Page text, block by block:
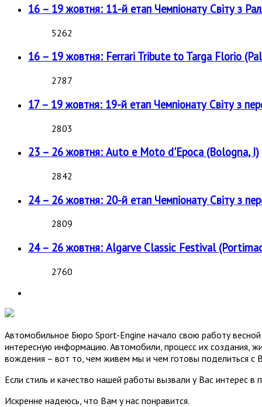
16 – 19 жовтня: 11-й етап Чемпіонату Світу з
5262
16 – 19 жовтня: Ferrari Tribute to Targa Florio
2787
17 – 19 жовтня: 19-й етап Чемпіонату Світу з
2803
23 – 26 жовтня: Auto e Moto d'Epoca (Bologna, I)
2842
24 – 26 жовтня: 20-й етап Чемпіонату Світу з
2809
24 – 26 жовтня: Algarve Classic Festival
2760
Автомобильное Бюро Sport-Engine начало свою работу
интересную информацию. Автомобили, процесс их создания,
вождения – вот то, чем живем мы и чем готовы поделиться с
Если стиль и качество нашей работы вызвали у Вас интерес в
Искренне надеюсь, что Вам у нас понравится.